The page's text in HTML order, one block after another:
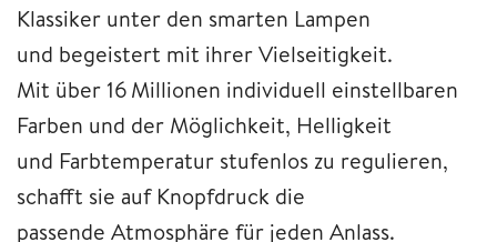
Klassiker unter den smarten Lampen
und begeistert mit ihrer Vielseitigkeit.
Mit über 16 Millionen individuell einstellbaren
Farben und der Möglichkeit, Helligkeit
und Farbtemperatur stufenlos zu regulieren,
schafft sie auf Knopfdruck die
passende Atmosphäre für jeden Anlass.